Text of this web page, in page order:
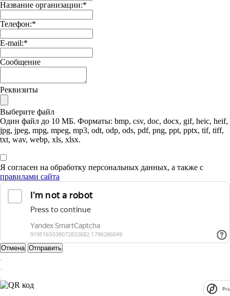
Название организации:*
Телефон:*
E-mail:*
Сообщение
Реквизиты
Выберите файл
Один файл до 10 МБ. Форматы: bmp, csv, doc, docx, gif, heic, heif,
jpg, jpeg, mpg, mpeg, mp3, odt, odp, ods, pdf, png, ppt, pptx, tif, tiff,
txt, wav, webp, xls, xlsx.
Я согласен на обработку персональных данных, а также с
правилами сайта
Отмена Отправить